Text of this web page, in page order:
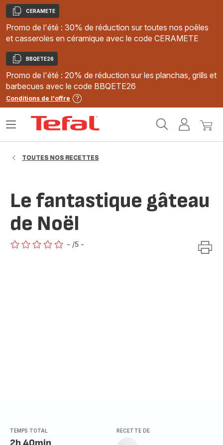
Copier
CERAMETE
Promo de l'été : 30% de réduction sur toutes nos poêles
et casseroles en céramique avec le code CERAMETE
Copier
BBQETE26
Promo de l'été : 20% de réduction sur les planchas, grills et
barbecues avec le code BBQETE26
Conditions de l'offre
MonMon
Ouvrir
TOUTES NOS RECETTES
Le fantastique gâteau
de Noël
- /5 -
TEMPS TOTAL RECETTE DE